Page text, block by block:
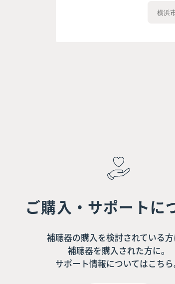
ご購入・サポートに
補聴器の購入を検討されている方
補聴器を購入された方に。
サポート情報についてはこちら